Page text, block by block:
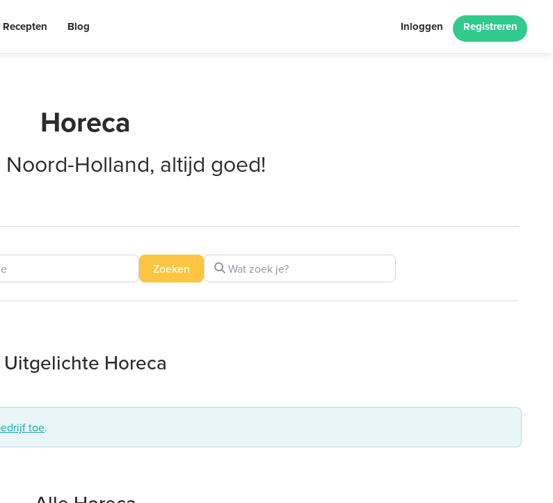
Recepten Blog Inloggen Registreren
Horeca
Holland, altijd goed!
Wat zoek je?
Zoeken Zoeken
Uitgelichte Horeca
toe.